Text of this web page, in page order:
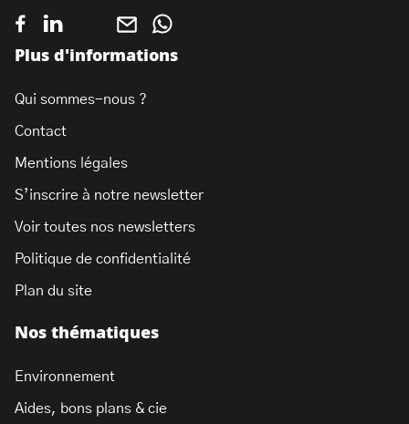
Nos thématiques
Environnement
Aides, bons plans & cie
Plus d'informations
Qui sommes-nous ?
Contact
Mentions légales
S’inscrire à notre newsletter
Voir toutes nos newsletters
Politique de confidentialité
Plan du site